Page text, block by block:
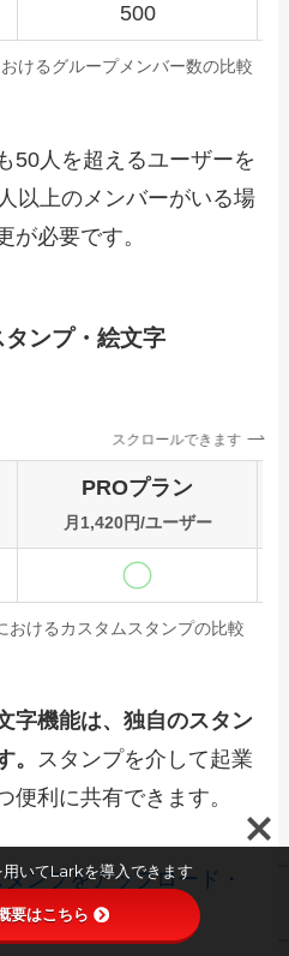
500
けるグループメンバー数の比較
50人を超えるユーザーを
以上のメンバーがいる場
が必要です。
ンプ・絵文字
スクロールできます
PROプラン
月1,420円/ユーザー
おけるカスタムスタンプの比較
字機能は、独自のスタン
。 スタンプを介して起業
便利に共有できます。
ンプをアップロード・
いてLarkを導入できます
要はこちら